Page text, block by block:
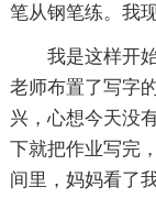
笔从钢笔练。我
我是这样开
老师布置了写字
兴，心想今天没
下就把作业写完
间里，妈妈看了